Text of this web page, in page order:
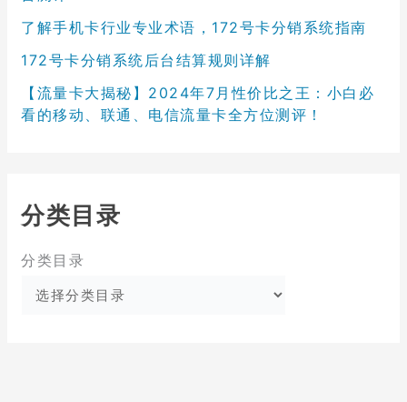
了解手机卡行业专业术语，172号卡分销系统指南
172号卡分销系统后台结算规则详解
【流量卡大揭秘】2024年7月性价比之王：小白必
看的移动、联通、电信流量卡全方位测评！
分类目录
分类目录